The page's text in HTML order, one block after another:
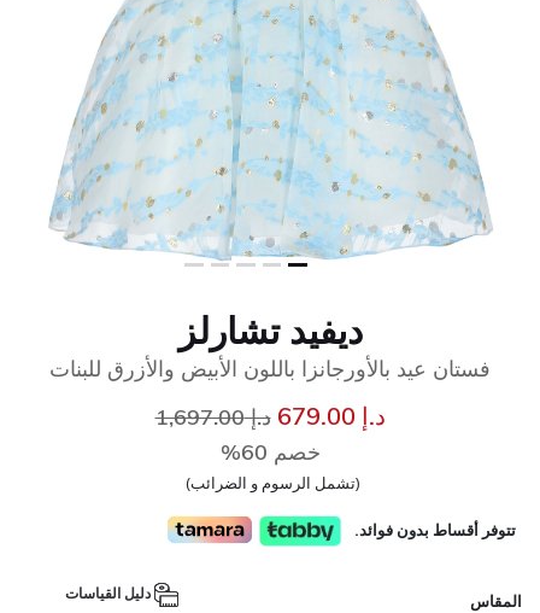
ديفيد تشارلز
فستان عيد بالأورجانزا باللون الأبيض والأزرق للبنات
د.إ 679.00 سعر مخفض مند.إ 1,697.00
خصم 60%
(تشمل الرسوم و الضرائب)
تتوفر أقساط بدون فوائد.
المقاس